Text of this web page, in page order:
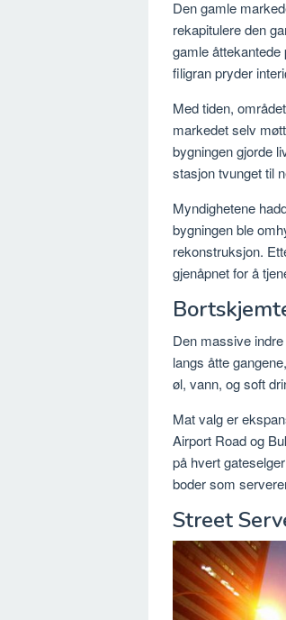
Den gamle
rekapitulere den
gamle
filigran pryder
Med tiden,
markedet selv
bygningen gjorde
stasjon tvunget til
Myndighetene
bygningen ble
rekonstruksjon.
gjenåpnet for å
Den massive
langs åtte
øl, vann, og soft
Mat valg er
Airport Road og
på hvert
boder som
Street